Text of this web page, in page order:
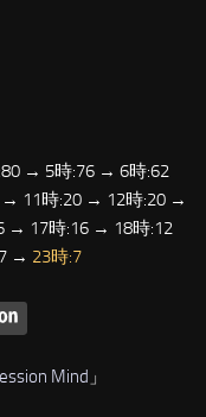
→ 5時:76 → 6時:62
11時:20 → 12時:20 →
→ 17時:16 → 18時:12
→ 23時:7
Mind 」